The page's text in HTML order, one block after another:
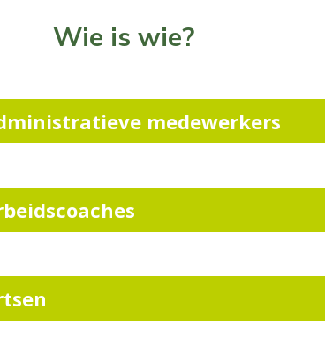
Wie is wie?
medewerkers